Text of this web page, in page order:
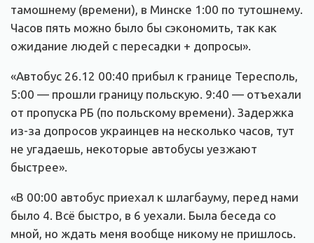
тамошнему (времени), в Минске 1:00 по тутошнему.
Часов пять можно было бы сэкономить, так как
ожидание людей с пересадки + допросы».
«Автобус 26.12 00:40 прибыл к границе Тересполь,
5:00 — прошли границу польскую. 9:40 — отъехали
от пропуска РБ (по польскому времени). Задержка
из-за допросов украинцев на несколько часов, тут
не угадаешь, некоторые автобусы уезжают
быстрее».
«В 00:00 автобус приехал к шлагбауму, перед нами
было 4. Всё быстро, в 6 уехали. Была беседа со
мной, но ждать меня вообще никому не пришлось.